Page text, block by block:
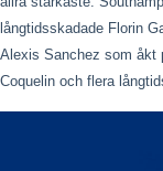
långtidsskadade Florin
Alexis Sanchez som åkt
Coquelin och flera